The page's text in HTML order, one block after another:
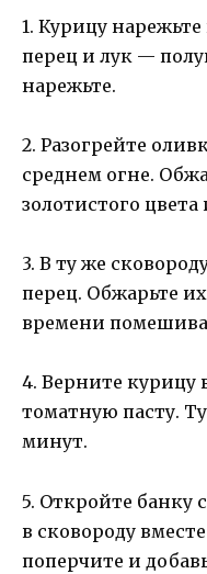
1. Курицу
перец и лук —
нарежьте.
2. Разогрейте
среднем огне.
золотистого
3. В ту же
перец. Обжарьте
времени
4. Верните курицу
томатную пасту.
минут.
5. Откройте банку
в сковороду
поперчите и